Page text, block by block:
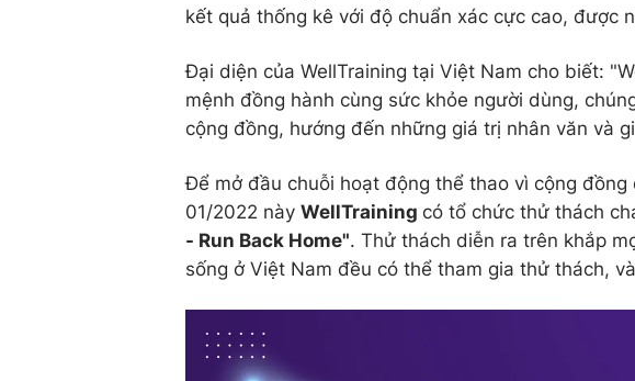
kết quả thống kê với độ chuẩn xác cực cao, được
Đại diện của WellTraining tại Việt Nam cho biết:
mệnh đồng hành cùng sức khỏe người dùng,
cộng đồng, hướng đến những giá trị nhân văn và
Để mở đầu chuỗi hoạt động thể thao vì cộng
01/2022 này WellTraining có tổ chức thử thách
- Run Back Home". Thử thách diễn ra trên khắp
sống ở Việt Nam đều có thể tham gia thử thách,